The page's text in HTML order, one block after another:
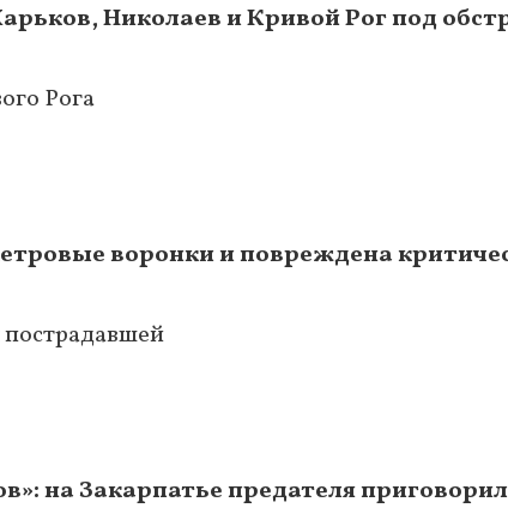
Николаев и Кривой Рог под
Рога
воронки и повреждена
на Закарпатье предателя